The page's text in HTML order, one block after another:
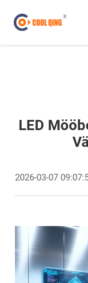
LED
2026-03-07